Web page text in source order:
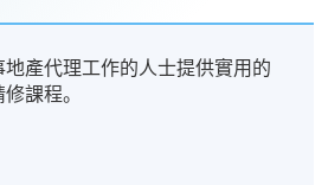
產代理工作的人士提供實用的
考試精修課程。